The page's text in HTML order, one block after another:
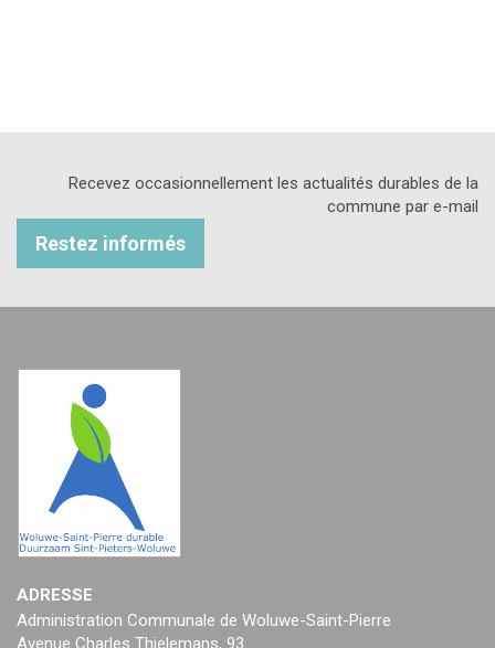
Recevez occasionnellement les actualités durables de la
commune par e-mail
Restez informés
ADRESSE
Administration Communale de Woluwe-Saint-Pierre
Avenue Charles Thielemans, 93